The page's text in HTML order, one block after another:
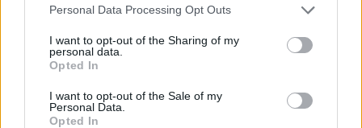
Personal Data Processing Opt Outs
I want to opt-out of the Sharing of my
personal data.
Opted In
I want to opt-out of the Sale of my
Personal Data.
Opted In